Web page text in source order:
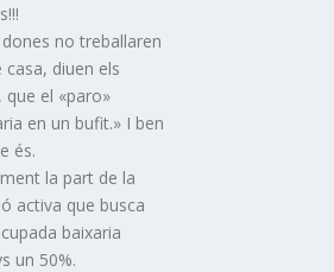
dones no treballaren
casa, diuen els
que el «paro»
en un bufit.» I ben
és.
la part de la
activa que busca
baixaria
un 50%.